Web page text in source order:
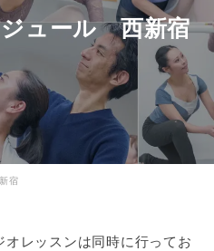
ュール 西新宿
宿
レッスンは同時に行ってお